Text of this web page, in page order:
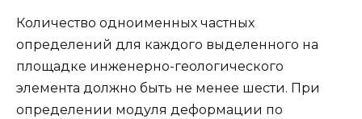
Количество одноименных частных
определений для каждого выделенного на
площадке инженерно-геологического
элемента должно быть не менее шести. При
определении модуля деформации по